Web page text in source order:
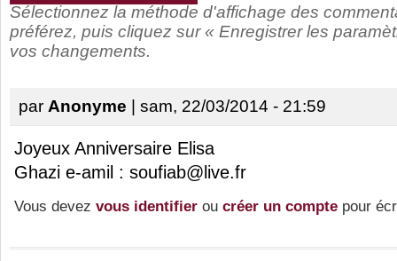
Sélectionnez la méthode d'affichage des
préférez, puis cliquez sur « Enregistrer les
vos changements.
par Anonyme | sam, 22/03/2014 - 21:59
Joyeux Anniversaire Elisa
Ghazi e-amil : soufiab@live.fr
Vous devez vous identifier ou créer un compte pour